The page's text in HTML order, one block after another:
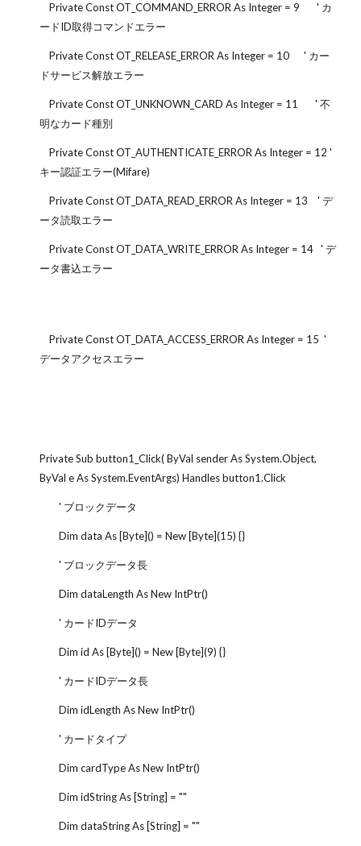
Private Const OT_COMMAND_ERROR As Integer = 9 ' カ
ードID取得コマンドエラー
Private Const OT_RELEASE_ERROR As Integer = 10 ' カー
ドサービス解放エラー
Private Const OT_UNKNOWN_CARD As Integer = 11 ' 不
明なカード種別
Private Const OT_AUTHENTICATE_ERROR As Integer = 12 '
キー認証エラー(Mifare)
Private Const OT_DATA_READ_ERROR As Integer = 13 ' デ
ータ読取エラー
Private Const OT_DATA_WRITE_ERROR As Integer = 14 ' デ
ータ書込エラー
Private Const OT_DATA_ACCESS_ERROR As Integer = 15 '
データアクセスエラー
Private Sub button1_Click( ByVal sender As System.Object,
ByVal e As System.EventArgs) Handles button1.Click
' ブロックデータ
Dim data As [Byte]() = New [Byte](15) {}
' ブロックデータ長
Dim dataLength As New IntPtr()
' カードIDデータ
Dim id As [Byte]() = New [Byte](9) {}
' カードIDデータ長
Dim idLength As New IntPtr()
' カードタイプ
Dim cardType As New IntPtr()
Dim idString As [String] = ""
Dim dataString As [String] = ""